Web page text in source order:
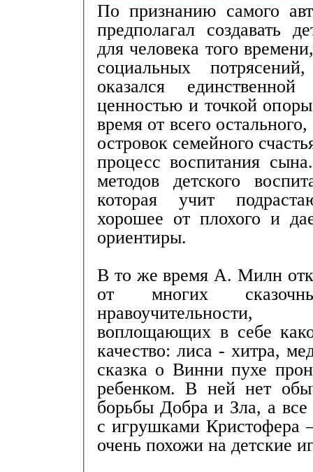
По признанию самого
предполагал создавать
для человека того
социальных
оказался
ценностью и точкой
время от всего
островок семейного
процесс воспитания
методов детского
которая учит
хорошее от плохого и
ориентиры.
В то же время А. Милн
от многих
воплощающих в себе
качество: лиса - хитра,
сказка о Винни пухе
ребенком. В ней нет
борьбы Добра и Зла, а
с игрушками Кристофера
очень похожи на детские